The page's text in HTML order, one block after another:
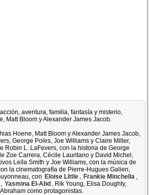
aventura, familia, fantasía y misterio,
Matt Bloom y Alexander James Jacob.
Hoene, Matt Bloom y Alexander James Jacob,
George Poles, Joe Williams y Claire Miller,
Robin L. LaFevers, con la historia de George
Zoe Carrera, Cécile Lauritano y David Michel,
Leila Smith y Joe Williams, con la música de
la cinematografía de Pierre-Hugues Galien,
con Eloise Little , Frankie Minchella ,
, Yasmina El-Abd , Rik Young, Elisa Doughty,
como protagonistas.